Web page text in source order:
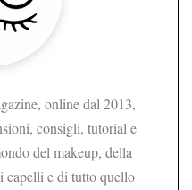
online dal 2013,
consigli, tutorial e
del makeup, della
capelli e di tutto quello